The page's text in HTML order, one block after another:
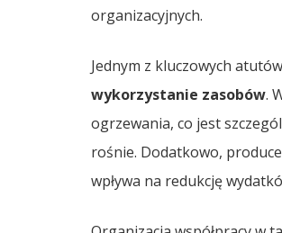
organizacyjnych.
Jednym z kluczowych
wykorzystanie zasobów.
ogrzewania, co jest
rośnie. Dodatkowo,
wpływa na redukcję